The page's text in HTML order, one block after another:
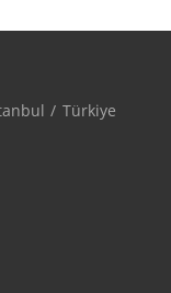
/ Türkiye